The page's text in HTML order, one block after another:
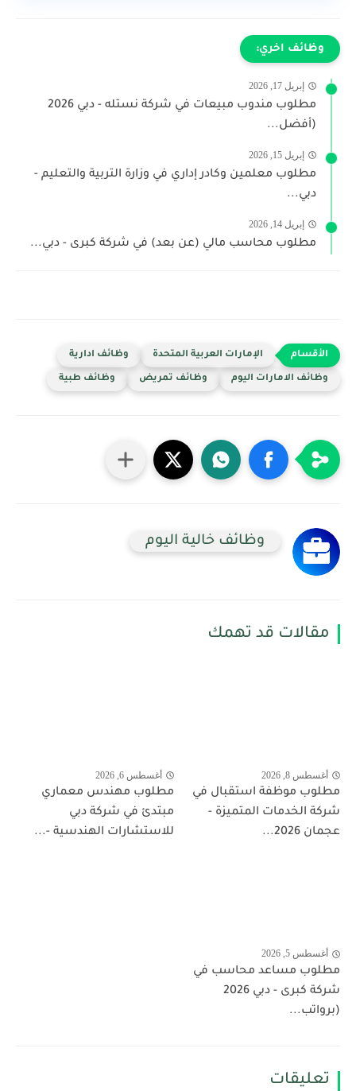
وظائف اخري:
إبريل 17, 2026
مطلوب مندوب مبيعات في شركة نستله - دبي 2026
(أفضل...
إبريل 15, 2026
مطلوب معلمين وكادر إداري في وزارة التربية والتعليم -
دبي...
إبريل 14, 2026
مطلوب محاسب مالي (عن بعد) في شركة كبرى - دبي...
الإمارات العربية المتحدة وظائف ادارية
وظائف الامارات اليوم وظائف تمريض وظائف طبية
وظائف خالية اليوم
مقالات قد تهمك
أغسطس 8, 2026
مطلوب موظفة استقبال في
شركة الخدمات المتميزة -
عجمان 2026...
أغسطس 6, 2026
مطلوب مهندس معماري
مبتدئ في شركة دبي
للاستشارات الهندسية -...
أغسطس 5, 2026
مطلوب مساعد محاسب في
شركة كبرى - دبي 2026
(برواتب...
تعليقات